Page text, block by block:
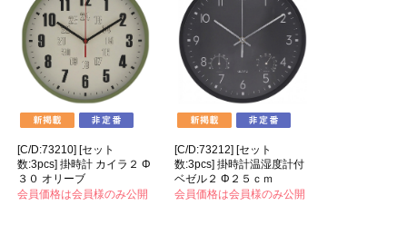
[C/D:73210] [セット
数:3pcs] 掛時計 カイラ２ Φ
３０ オリーブ
会員価格は会員様のみ公開
[C/D:73212] [セット
数:3pcs] 掛時計温湿度計付
ベゼル２ Φ２５ｃｍ
会員価格は会員様のみ公開